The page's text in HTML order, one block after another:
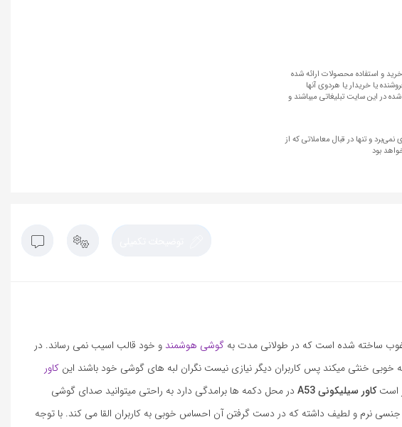
و استفاده محصولات ارائه شده
یا خریدار یا هردوی آنها
در این سایت تبلیغاتی میباشند و
و تنها در قبال معاملاتی که از
بود
گوشی هوشمند و خود قالب اسیب نمی رساند. در
خنثی میکند پس کاربران دیگر نیازی نیست نگران لبه های گوشی خود باشند این کاور
استکاور سیلیکونی A53
در محل دکمه ها برامدگی دارد به راحتی میتوانید صدای گوشی
جنسی نرم و لطیف داشته که در دست گرفتن آن احساس خوبی به کاربران القا می کند. با توجه